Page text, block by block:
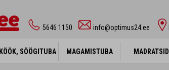
5646 1150 info@optimus24.ee
KÖÖK, SÖÖGITUBA MAGAMISTUBA MADRATSID
KÖÖK, SÖÖGITUBA MAGAMISTUBA MADRATSID